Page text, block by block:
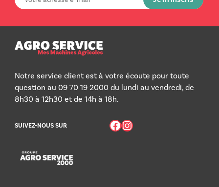
Notre service client est à votre écoute pour toute
question au 09 70 19 2000 du lundi au vendredi, de
8h30 à 12h30 et de 14h à 18h.
SUIVEZ-NOUS SUR Facebook Instagram